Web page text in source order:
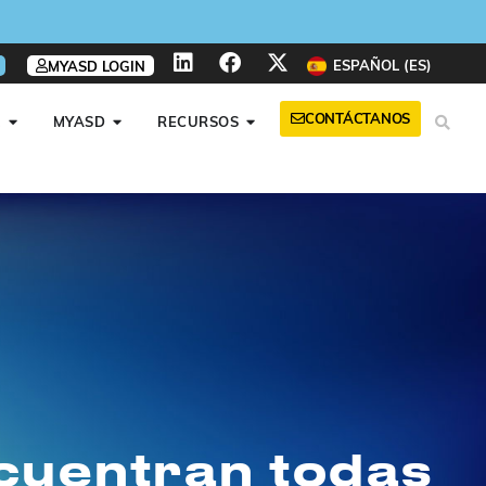
MYASD LOGIN ESPAÑOL (ES)
MYASD RECURSOS CONTÁCTANOS
todas